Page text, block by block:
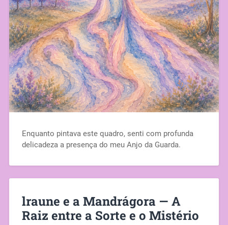
Enquanto pintava este quadro, senti com profunda
delicadeza a presença do meu Anjo da Guarda.
lraune e a Mandrágora — A
Raiz entre a Sorte e o Mistério